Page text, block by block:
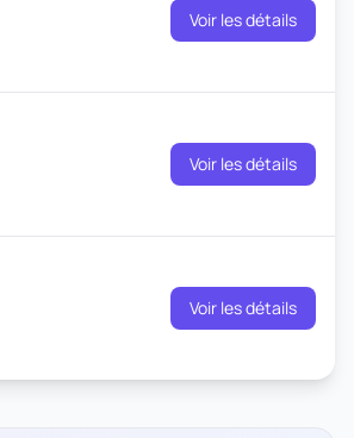
Voir les détails
Voir les détails
Voir les détails